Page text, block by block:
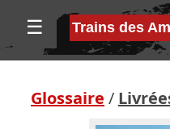
☰ Trains des
Glossaire /